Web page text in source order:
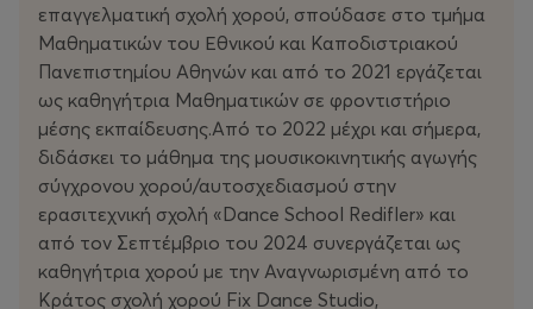
επαγγελματική σχολή χορού, σπούδασε στο τμήμα
Μαθηματικών του Εθνικού και Καποδιστριακού
Πανεπιστημίου Αθηνών και από το 2021 εργάζεται
ως καθηγήτρια Μαθηματικών σε φροντιστήριο
μέσης εκπαίδευσης.Από το 2022 μέχρι και σήμερα,
διδάσκει το μάθημα της μουσικοκινητικής αγωγής
σύγχρονου χορού/αυτοσχεδιασμού στην
ερασιτεχνική σχολή «Dance School Redifler» και
από τον Σεπτέμβριο του 2024 συνεργάζεται ως
καθηγήτρια χορού με την Αναγνωρισμένη από το
Κράτος σχολή χορού Fix Dance Studio,